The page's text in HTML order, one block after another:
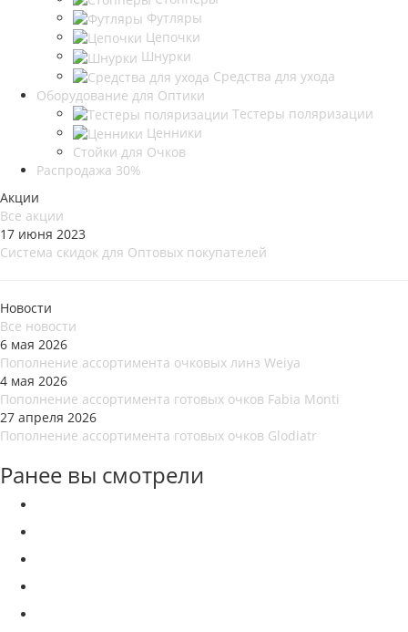
Футляры
Цепочки
Шнурки
Средства для ухода
Оборудование для Оптики
Тестеры поляризации
Ценники
Стойки для Очков
Распродажа 30%
Акции
Все акции
17 июня 2023
Система скидок для Оптовых покупателей
Новости
Все новости
6 мая 2026
Пополнение ассортимента очковых линз Weiya
4 мая 2026
Пополнение ассортимента готовых очков Fabia Monti
27 апреля 2026
Пополнение ассортимента готовых очков Glodiatr
Ранее вы смотрели